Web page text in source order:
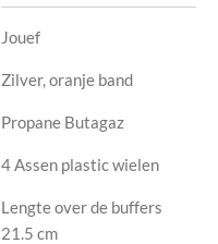
Jouef
Zilver, oranje band
Propane Butagaz
4 Assen plastic wielen
Lengte over de buffers
21.5 cm